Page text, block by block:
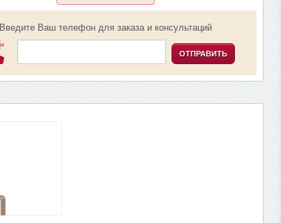
Введите Ваш телефон для заказа и консультаций
ОТПРАВИТЬ